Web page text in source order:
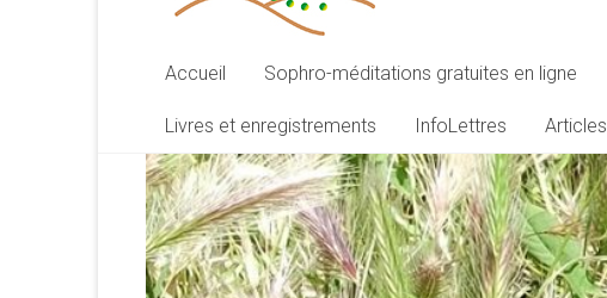
d'épanouissement
de
conscience
et
de
développement
de
la
Accueil Sophro-méditations gratuites en ligne
Livres et enregistrements InfoLettres Articles